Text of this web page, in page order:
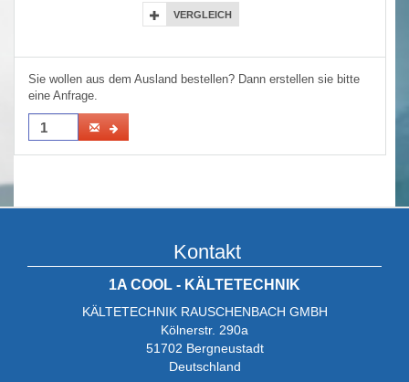
VERGLEICH
Sie wollen aus dem Ausland bestellen? Dann erstellen sie bitte
eine Anfrage.
Kontakt
1A COOL - KÄLTETECHNIK
KÄLTETECHNIK RAUSCHENBACH GMBH
Kölnerstr. 290a
51702 Bergneustadt
Deutschland